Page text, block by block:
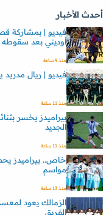
أحدث الأخبار
فيديو | بمشاركة
أوديني بعد سقوطه
منذ 9 ساعة
فيديو | ريال مدريد
منذ 11 ساعة
بيراميدز يخسر
الجديد
منذ 11 ساعة
مواسم
منذ 13 ساعة
الزمالك يعود
الفريق